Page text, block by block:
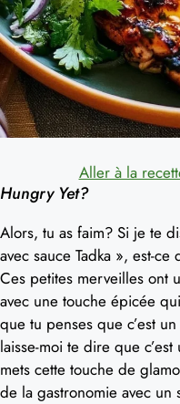
Aller à la
Hungry Yet?
Alors, tu as faim? Si je te
avec sauce Tadka », est-
Ces petites merveilles ont
avec une touche épicée
que tu penses que c’est
laisse-moi te dire que
mets cette touche de
de la gastronomie avec